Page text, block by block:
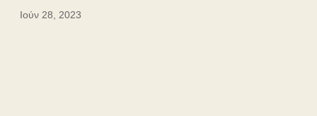
Ιούν 28, 2023